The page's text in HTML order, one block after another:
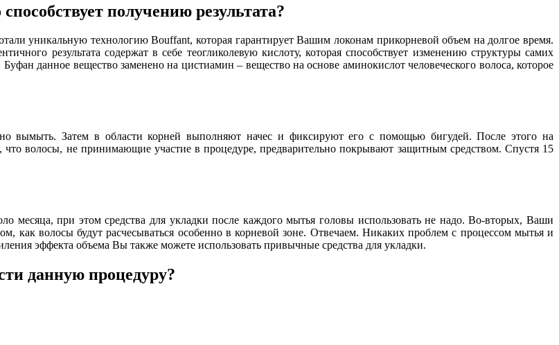
получению результата?
уникальную технологию Bouffant, которая гарантирует Вашим локонам прикорневой объем на долгое время.
результата содержат в себе теогликолевую кислоту, которая способствует изменению структуры самих
данное вещество заменено на цистиамин – вещество на основе аминокислот человеческого волоса, которое
вымыть. Затем в области корней выполняют начес и фиксируют его с помощью бигудей. После этого на
волосы, не принимающие участие в процедуре, предварительно покрывают защитным средством. Спустя 15
месяца, при этом средства для укладки после каждого мытья головы использовать не надо. Во-вторых, Ваши
волосы будут расчесываться особенно в корневой зоне. Отвечаем. Никаких проблем с процессом мытья и
эффекта объема Вы также можете использовать привычные средства для укладки.
данную процедуру?